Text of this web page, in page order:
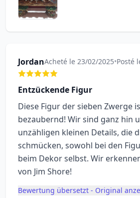
JordanAcheté le 23/02/2025•Posté
Entzückende Figur
Diese Figur der sieben Zwerge
bezaubernd! Wir sind ganz hin
unzähligen kleinen Details, die
schmücken, sowohl bei den
beim Dekor selbst. Wir
von Jim Shore!
Bewertung übersetzt - Original